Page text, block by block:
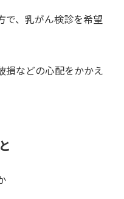
で、乳がん検診を希望
損などの心配をかかえ